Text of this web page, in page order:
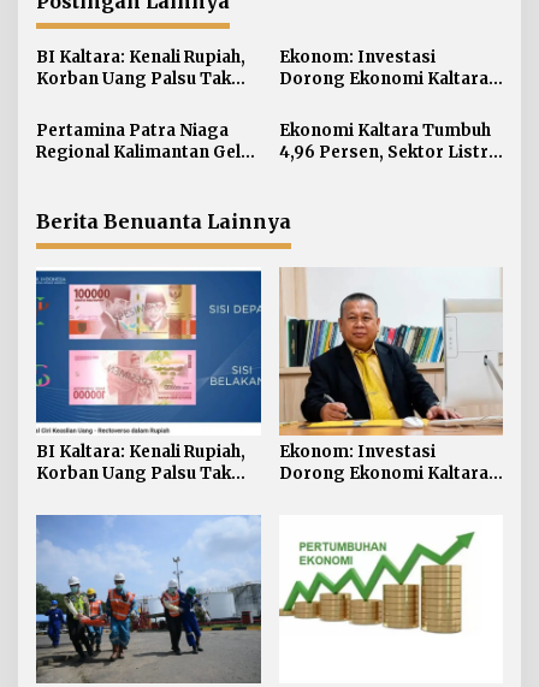
s
i
p
o
s
BI Kaltara: Kenali Rupiah,
Korban Uang Palsu Tak
Ekonom: Investasi
Dorong Ekonomi Kaltara,
Diabaikan
Pertamina Patra Niaga
Regional Kalimantan Gelar
Ekonomi Kaltara Tumbuh
4,96 Persen, Sektor Listrik
Berita Benuanta Lainnya
BI Kaltara: Kenali Rupiah,
Korban Uang Palsu Tak
Ekonom: Investasi
Dorong Ekonomi Kaltara,